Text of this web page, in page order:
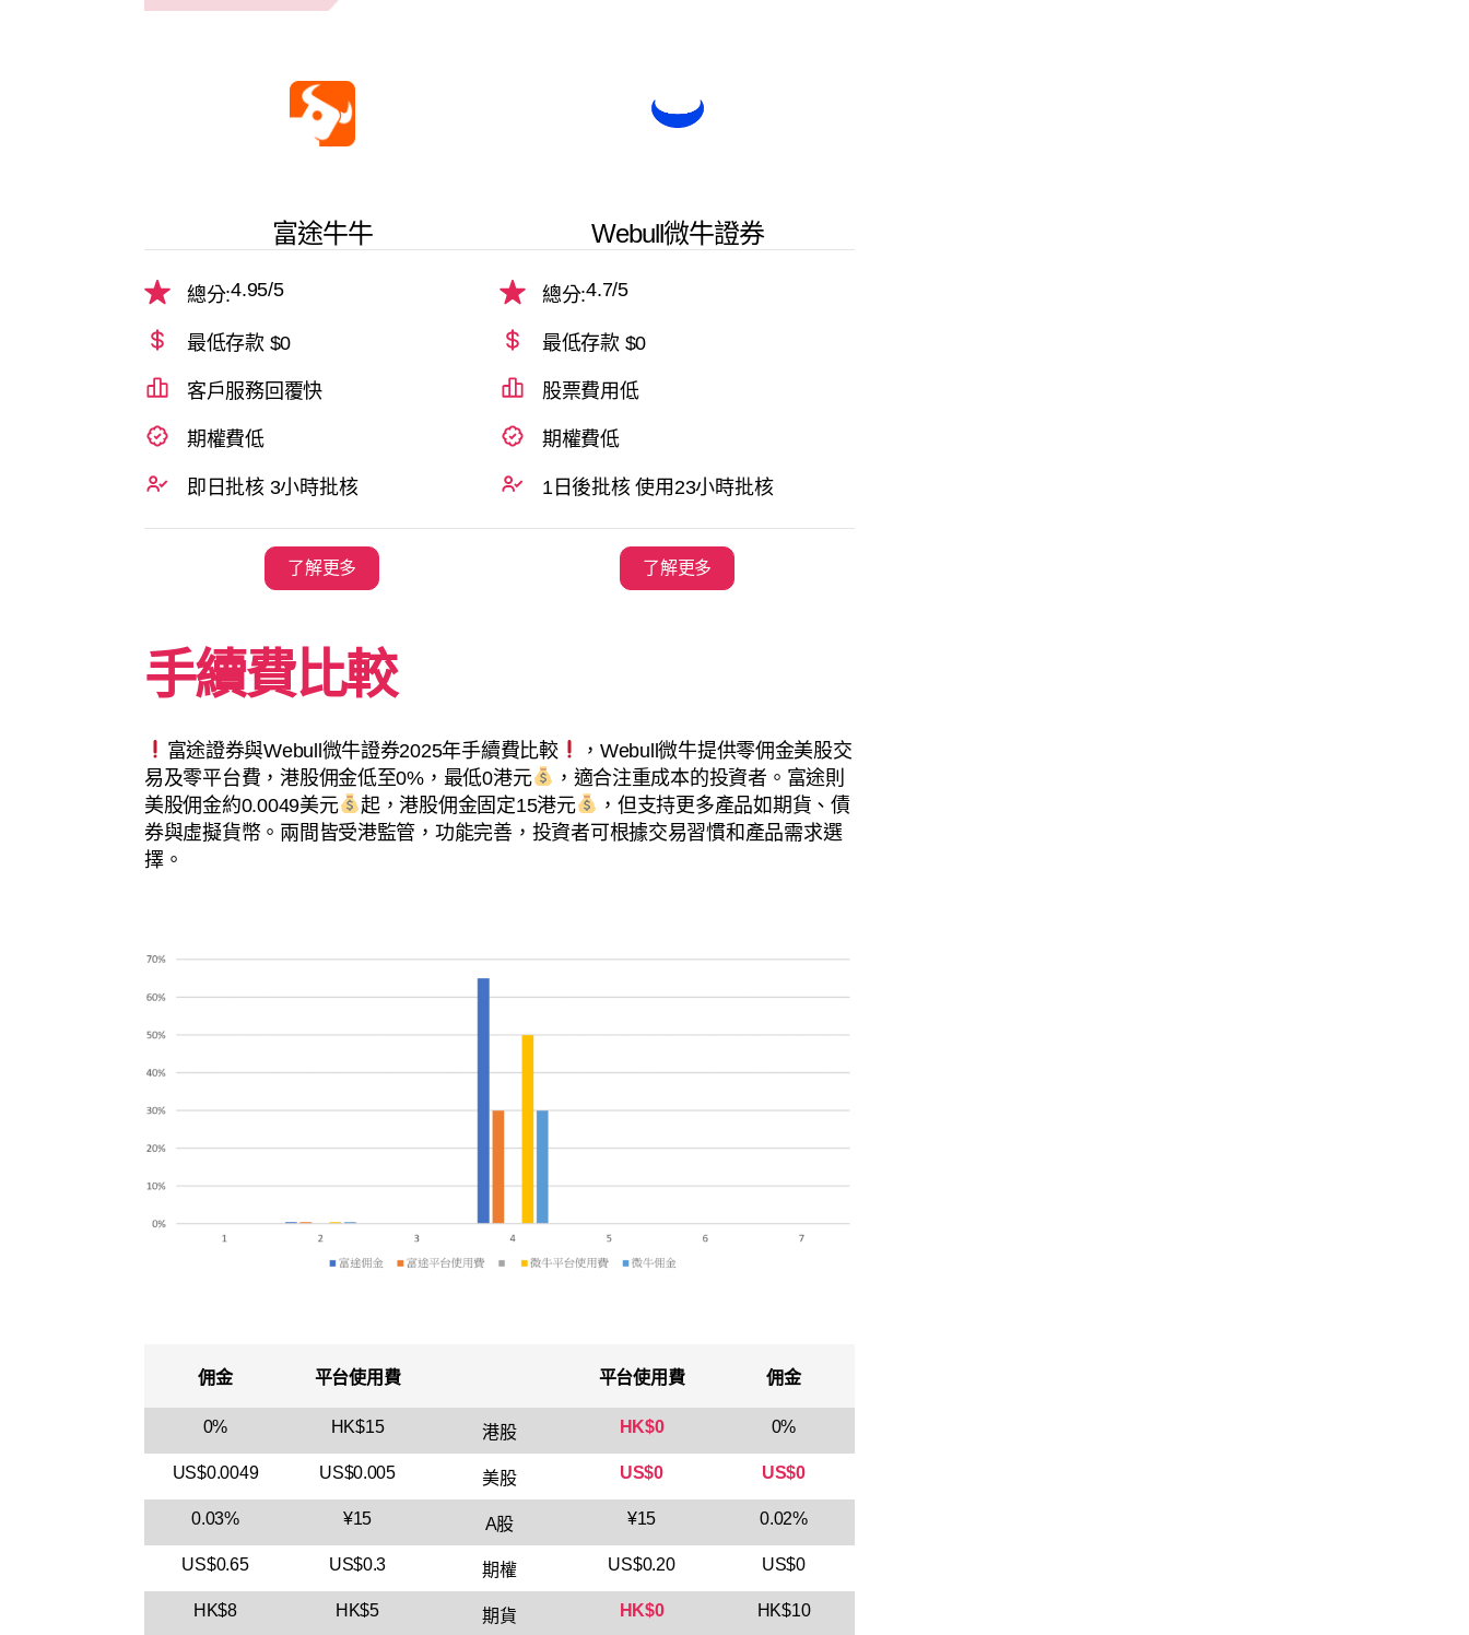
富途牛牛
總分:4.95/5
最低存款 $0
客戶服務回覆快
期權費低
即日批核 3小時批核
了解更多
Webull微牛證券
總分:4.7/5
最低存款 $0
股票費用低
期權費低
1日後批核 使用23小時批核
了解更多
手續費比較
富途證券與Webull微牛證券2025年手續費比較
，Webull微牛提供零佣金美股交
易及零平台費，港股佣金低至0%，最低0港元
，適合注重成本的投資者。富途則
美股佣金約0.0049美元
起，港股佣金固定15港元
，但支持更多產品如期貨、債
券與虛擬貨幣。兩間皆受港監管，功能完善，投資者可根據交易習慣和產品需求選
擇。
佣金 平台使用費 平台使用費 佣金
0% HK$15 港股 HK$0 0%
US$0.0049 US$0.005 美股 US$0 US$0
0.03% ¥15 A股 ¥15 0.02%
US$0.65 US$0.3 期權 US$0.20 US$0
HK$8 HK$5 期貨 HK$0 HK$10